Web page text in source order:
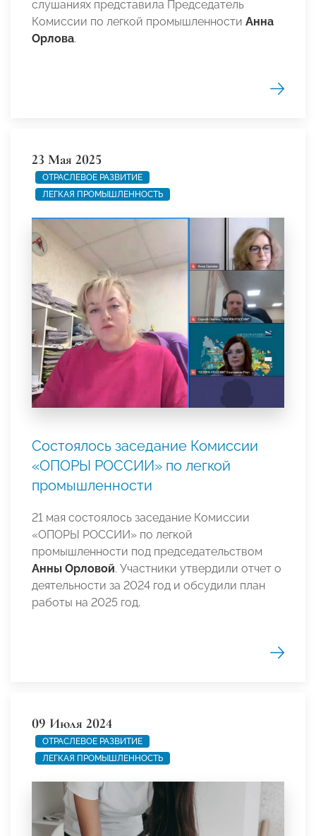
слушаниях представила Председатель
Комиссии по легкой промышленности Анна
Орлова.
23 Мая 2025
ОТРАСЛЕВОЕ РАЗВИТИЕ
ЛЕГКАЯ ПРОМЫШЛЕННОСТЬ
Состоялось заседание Комиссии
«ОПОРЫ РОССИИ» по легкой
промышленности
21 мая состоялось заседание Комиссии
«ОПОРЫ РОССИИ» по легкой
промышленности под председательством
Анны Орловой. Участники утвердили отчет о
деятельности за 2024 год и обсудили план
работы на 2025 год.
09 Июля 2024
ОТРАСЛЕВОЕ РАЗВИТИЕ
ЛЕГКАЯ ПРОМЫШЛЕННОСТЬ